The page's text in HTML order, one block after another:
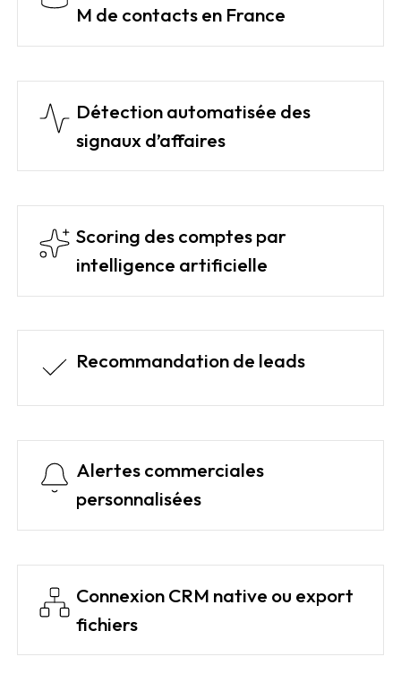
M de contacts en France
Détection automatisée des
signaux d’affaires
Scoring des comptes par
intelligence artificielle
Recommandation de leads
Alertes commerciales
personnalisées
Connexion CRM native ou export
fichiers